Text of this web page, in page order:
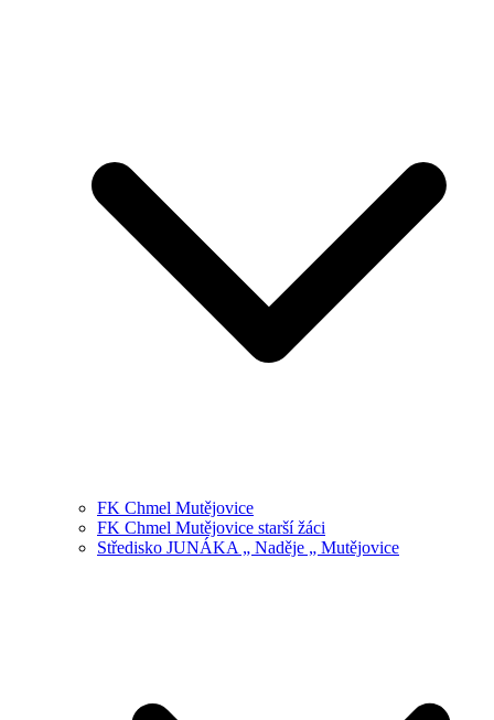
FK Chmel Mutějovice
FK Chmel Mutějovice starší žáci
Středisko JUNÁKA „ Naděje „ Mutějovice